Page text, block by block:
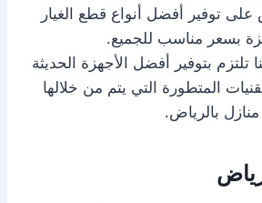
على توفير أفضل أنواع قطع الغيار
بسعر مناسب للجميع.
تلتزم بتوفير أفضل الأجهزة الحديثة
المتطورة التي يتم من خلالها
بالرياض.